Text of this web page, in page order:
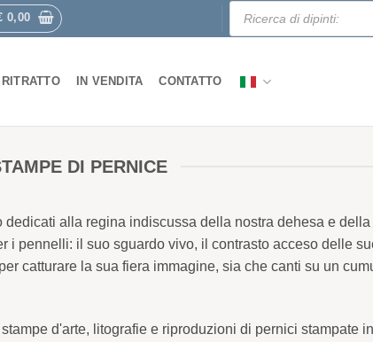
0,00
Ricerca
prodotti
RITRATTO IN VENDITA CONTATTO
DI PERNICE
alla regina indiscussa della nostra dehesa e della
pennelli: il suo sguardo vivo, il contrasto acceso delle
catturare la sua fiera immagine, sia che canti su un
d'arte, litografie e riproduzioni di pernici stampate